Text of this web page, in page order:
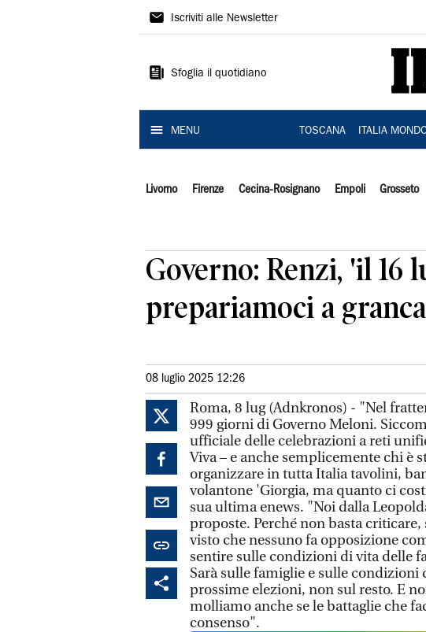
Il
Iscriviti alle Newsletter
Sfoglia il quotidiano
MENU TOSCANA ITALIA
Livorno Firenze Cecina-Rosignano Empoli Grosseto
Governo: Renzi, 'il
prepariamoci a
08 luglio 2025 12:26
Roma, 8 lug (Adnkronos) - "Nel
999 giorni di Governo Meloni.
ufficiale delle celebrazioni a reti
Viva – e anche semplicemente chi è
organizzare in tutta Italia tavolini,
volantone 'Giorgia, ma quanto ci
sua ultima enews. "Noi dalla
proposte. Perché non basta
visto che nessuno fa opposizione
sentire sulle condizioni di vita delle
Sarà sulle famiglie e sulle condizioni
prossime elezioni, non sul resto. E
molliamo anche se le battaglie che
consenso".